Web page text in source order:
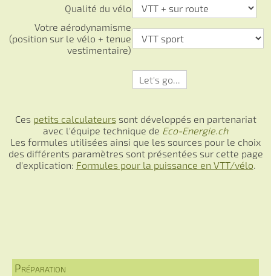
Qualité du vélo
Votre aérodynamisme
(position sur le vélo + tenue
vestimentaire)
Ces petits calculateurs sont développés en partenariat
avec l'équipe technique de Eco-Energie.ch
Les formules utilisées ainsi que les sources pour le choix
des différents paramètres sont présentées sur cette page
d'explication: Formules pour la puissance en VTT/vélo.
Préparation